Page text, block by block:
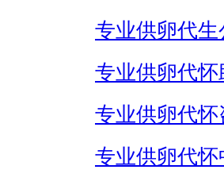
专业供卵代生
专业供卵代怀
专业供卵代怀
专业供卵代怀